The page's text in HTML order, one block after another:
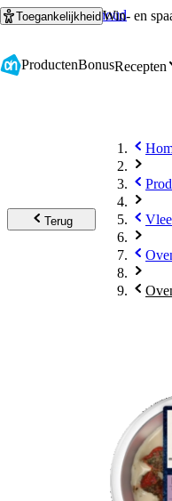
Ga naar hoofdinhoud
Ga naar zoeken
ToegankelijkheidWin- en
ProductenBonusRecepten
Terug